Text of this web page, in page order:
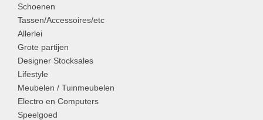
Schoenen
Tassen/Accessoires/etc
Allerlei
Grote partijen
Designer Stocksales
Lifestyle
Meubelen / Tuinmeubelen
Electro en Computers
Speelgoed